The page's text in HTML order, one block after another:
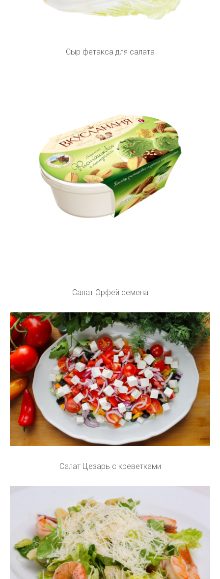
Сыр фетакса для салата
Салат Орфей семена
Салат Цезарь с креветками